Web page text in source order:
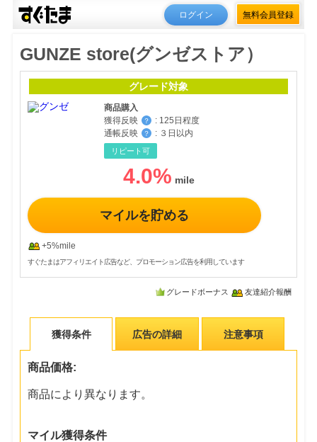
ログイン 無料会員登録
GUNZE store(グンゼストア）
グレード対象
商品購入
獲得反映
？ : 125日程度
通帳反映
？ : ３日以内
リピート可
4.0%
マイルを貯める
+5%mile
すぐたまはアフィリエイト広告など、プロモーション広告を利用しています
グレードボーナス 友達紹介報酬
獲得条件 広告の詳細 注意事項
商品価格:
商品により異なります。
マイル獲得条件